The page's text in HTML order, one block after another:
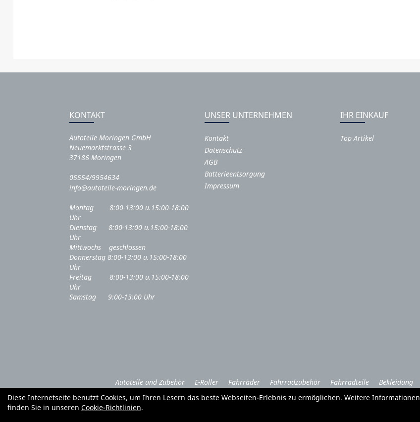
KONTAKT
Autoteile Moringen GmbH
Neuemarktstrasse 3
37186 Moringen
05554/9954634
info@autoteile-moringen.de
Montag 8:00-13:00 u.15:00-18:00
Uhr
Dienstag 8:00-13:00 u.15:00-18:00
Uhr
Mittwochs geschlossen
Donnerstag 8:00-13:00 u.15:00-18:00
Uhr
Freitag 8:00-13:00 u.15:00-18:00
Uhr
Samstag 9:00-13:00 Uhr
UNSER UNTERNEHMEN
Kontakt
Datenschutz
AGB
Batterieentsorgung
Impressum
IHR EINKAUF
Top Artikel
Autoteile und Zubehör E-Roller Fahrräder Fahrradzubehör Fahrradteile Bekleidung
Garten und Forstgeräte Service
Diese Internetseite benutzt Cookies, um Ihren Lesern das beste Webseiten-Erlebnis zu ermöglichen. Weitere Informationen
finden Sie in unseren Cookie-Richtlinien.